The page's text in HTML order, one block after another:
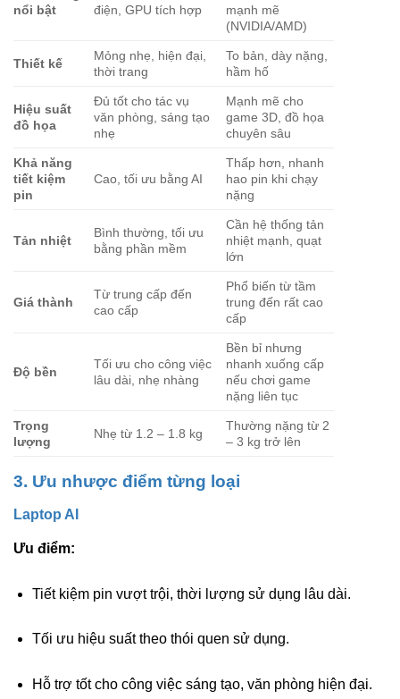
nổi bật
điện, GPU tích hợp
mạnh mẽ
(NVIDIA/AMD)
Thiết kế
Mỏng nhẹ, hiện đại,
thời trang
To bản, dày nặng,
hầm hố
Hiệu suất
đồ họa
Đủ tốt cho tác vụ
văn phòng, sáng tạo
nhẹ
Mạnh mẽ cho
game 3D, đồ họa
chuyên sâu
Khả năng
tiết kiệm
pin
Cao, tối ưu bằng AI
Thấp hơn, nhanh
hao pin khi chạy
nặng
Tản nhiệt
Bình thường, tối ưu
bằng phần mềm
Cần hệ thống tản
nhiệt mạnh, quạt
lớn
Giá thành
Từ trung cấp đến
cao cấp
Phổ biến từ tầm
trung đến rất cao
cấp
Độ bền
Tối ưu cho công việc
lâu dài, nhẹ nhàng
Bền bỉ nhưng
nhanh xuống cấp
nếu chơi game
nặng liên tục
Trọng
lượng
Nhẹ từ 1.2 – 1.8 kg
Thường nặng từ 2
– 3 kg trở lên
3. Ưu nhược điểm từng loại
Laptop AI
Ưu điểm:
Tiết kiệm pin vượt trội, thời lượng sử dụng lâu dài.
Tối ưu hiệu suất theo thói quen sử dụng.
Hỗ trợ tốt cho công việc sáng tạo, văn phòng hiện đại.